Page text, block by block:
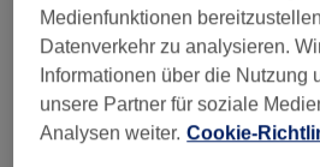
Zubuchbar Glossing
30 Min.
Zubuchbar Glossing
30 Min.
Medienfunktionen
Datenverkehr zu analysieren.
Informationen über die Nutzung
unsere Partner für soziale
Analysen weiter. Cookie-